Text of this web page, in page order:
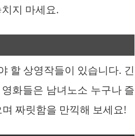
지 마세요.
할 상영작들이 있습니다. 긴
화들은 남녀노소 누구나 즐
짜릿함을 만끽해 보세요!